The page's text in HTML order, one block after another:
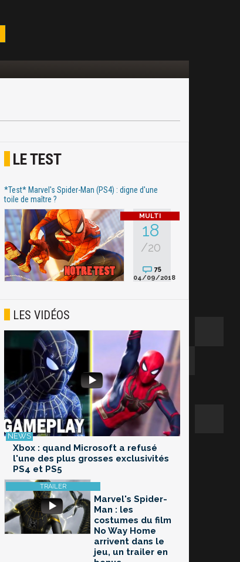
LE TEST
*Test* Marvel's Spider-Man (PS4) : digne d'une
toile de maître ?
18
/20
75
04/09/2018
LES VIDÉOS
Xbox : quand Microsoft a refusé
l'une des plus grosses exclusivités
PS4 et PS5
Marvel's Spider-
Man : les
costumes du film
No Way Home
arrivent dans le
jeu, un trailer en